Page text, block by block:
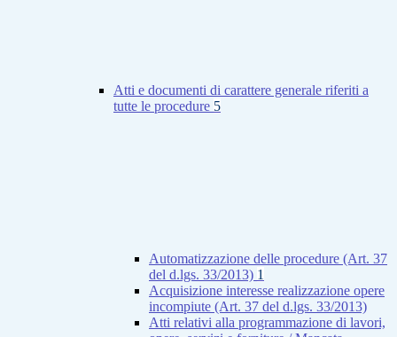
Atti e documenti di carattere generale riferiti a
tutte le procedure 5
Automatizzazione delle procedure (Art. 37
del d.lgs. 33/2013) 1
Acquisizione interesse realizzazione opere
incompiute (Art. 37 del d.lgs. 33/2013)
Atti relativi alla programmazione di lavori,